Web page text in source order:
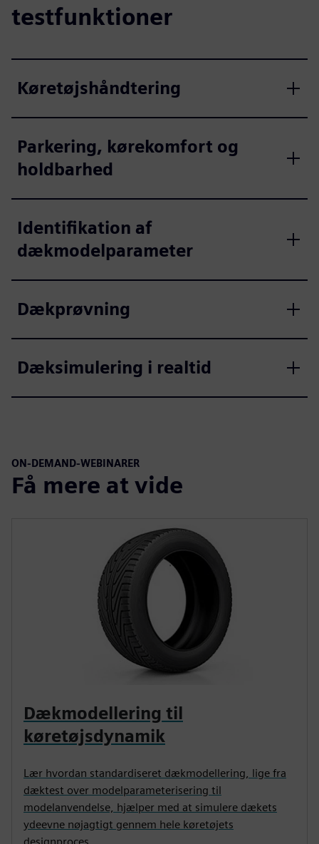
testfunktioner
Køretøjshåndtering
Parkering, kørekomfort og
holdbarhed
Identifikation af
dækmodelparameter
Dækprøvning
Dæksimulering i realtid
ON-DEMAND-WEBINARER
Få mere at vide
Dækmodellering til
køretøjsdynamik
Lær hvordan standardiseret dækmodellering, lige fra
dæktest over modelparameterisering til
modelanvendelse, hjælper med at simulere dækets
ydeevne nøjagtigt gennem hele køretøjets